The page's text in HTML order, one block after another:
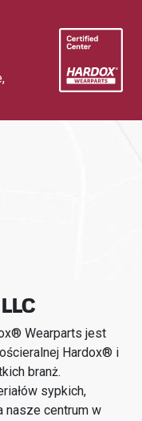
Wearparts jest
Hardox® i
branż.
sypkich,
nasze centrum w